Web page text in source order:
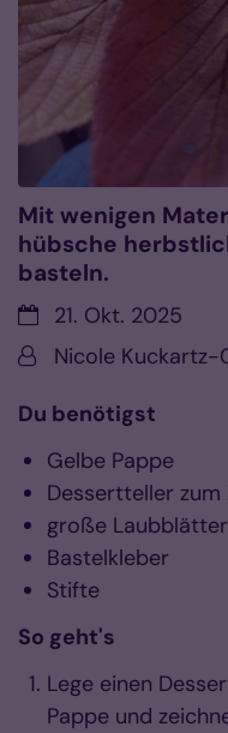
Mit wenigen
hübsche
basteln.
Datum:21. Okt. 2025
Von:Nicole Kuckartz-
Du benötigst
Gelbe Pappe
Dessertteller zum
große Laubblätter
Bastelkleber
Stifte
So geht's
Lege einen
Pappe und